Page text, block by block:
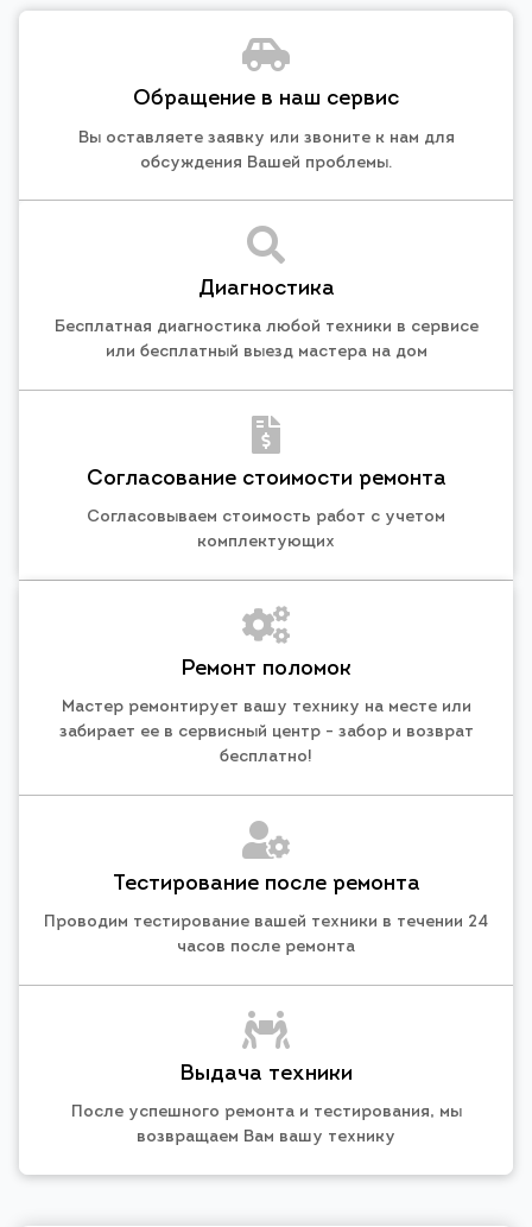
Обращение в наш сервис
Вы оставляете заявку или звоните к нам для
обсуждения Вашей проблемы.
Диагностика
Бесплатная диагностика любой техники в сервисе
или бесплатный выезд мастера на дом
Согласование стоимости ремонта
Согласовываем стоимость работ с учетом
комплектующих
Ремонт поломок
Мастер ремонтирует вашу технику на месте или
забирает ее в сервисный центр - забор и возврат
бесплатно!
Тестирование после ремонта
Проводим тестирование вашей техники в течении 24
часов после ремонта
Выдача техники
После успешного ремонта и тестирования, мы
возвращаем Вам вашу технику